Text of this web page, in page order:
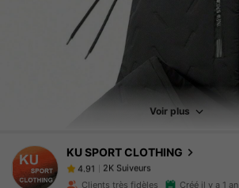
Voir plus
KU SPORT CLOTHING
4.91 2K Suiveurs
2K Suiveurs
4.91 2K Suiveurs
2K Suiveurs
w***ya suiviIl y a 1 jour
Clients très fidèles Créé il y a 1 an